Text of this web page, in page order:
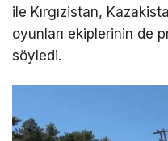
ile Kırgızistan,
oyunları ekiplerinin de
söyledi.